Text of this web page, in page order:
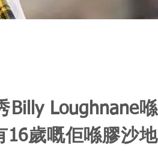
Billy Loughnane喺
16歲嘅佢喺膠沙地